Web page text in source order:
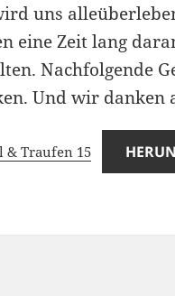
uns
eine Zeit lang
Nachfolgende
Und wir danken
& Traufen 15